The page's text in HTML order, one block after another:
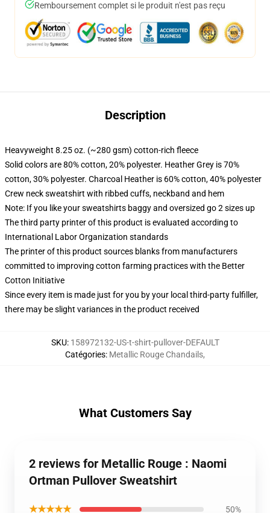
Remboursement complet si le produit n'est pas reçu
Description
Heavyweight 8.25 oz. (~280 gsm) cotton-rich fleece
Solid colors are 80% cotton, 20% polyester. Heather Grey is 70%
cotton, 30% polyester. Charcoal Heather is 60% cotton, 40% polyester
Crew neck sweatshirt with ribbed cuffs, neckband and hem
Note: If you like your sweatshirts baggy and oversized go 2 sizes up
The third party printer of this product is evaluated according to
International Labor Organization standards
The printer of this product sources blanks from manufacturers
committed to improving cotton farming practices with the Better
Cotton Initiative
Since every item is made just for you by your local third-party fulfiller,
there may be slight variances in the product received
SKU: 158972132-US-t-shirt-pullover-DEFAULT
Catégories: Metallic Rouge Chandails,
What Customers Say
2 reviews for Metallic Rouge : Naomi
Ortman Pullover Sweatshirt
★★★★★ 50%